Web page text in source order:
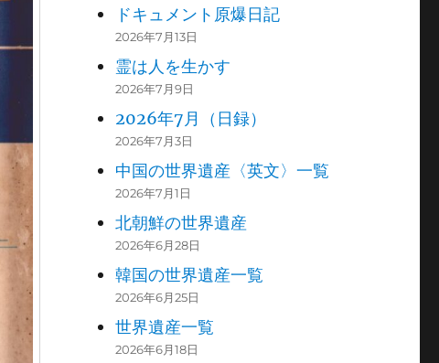
ドキュメント原爆日記
2026年7月13日
霊は人を生かす
2026年7月9日
2026年7月（日録）
2026年7月3日
中国の世界遺産〈英文〉一覧
2026年7月1日
北朝鮮の世界遺産
2026年6月28日
韓国の世界遺産一覧
2026年6月25日
世界遺産一覧
2026年6月18日